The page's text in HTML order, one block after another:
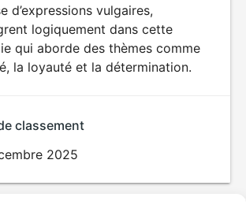
d’expressions vulgaires,
logiquement dans cette
qui aborde des thèmes comme
la loyauté et la détermination.
classement
2025